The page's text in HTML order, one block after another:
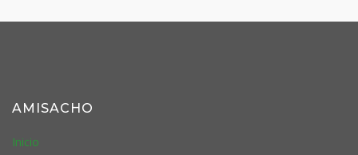
AMISACHO
Inicio